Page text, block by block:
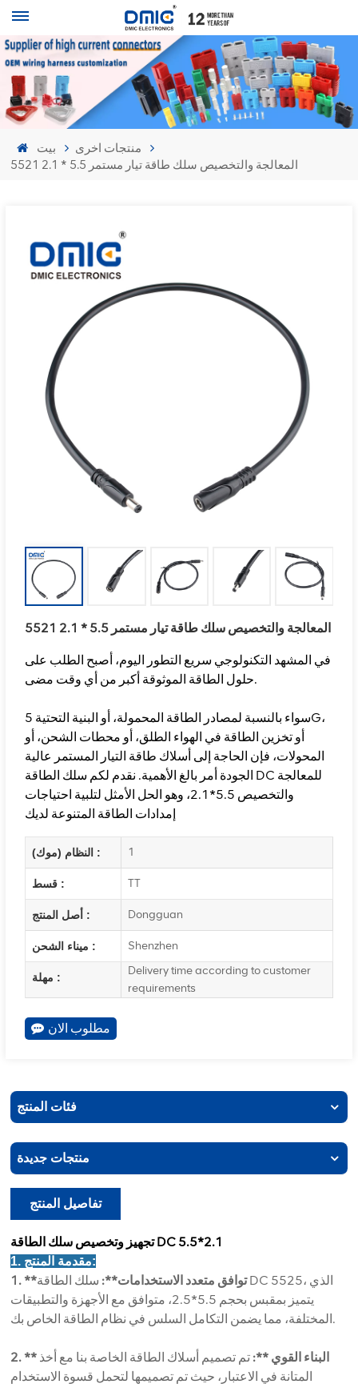
بيت
منتجات اخرى
5521 المعالجة والتخصيص سلك طاقة تيار مستمر 5.5 * 2.1
5521 المعالجة والتخصيص سلك طاقة تيار مستمر 5.5 * 2.1
في المشهد التكنولوجي سريع التطور اليوم، أصبح الطلب على
حلول الطاقة الموثوقة أكبر من أي وقت مضى.
سواء بالنسبة لمصادر الطاقة المحمولة، أو البنية التحتية 5G،
أو تخزين الطاقة في الهواء الطلق، أو محطات الشحن، أو
المحولات، فإن الحاجة إلى أسلاك طاقة التيار المستمر عالية
الجودة أمر بالغ الأهمية. نقدم لكم سلك الطاقة DC للمعالجة
والتخصيص 5.5*2.1، وهو الحل الأمثل لتلبية احتياجات
إمدادات الطاقة المتنوعة لديك
النظام (موك) : 1
قسط : TT
أصل المنتج : Dongguan
ميناء الشحن : Shenzhen
مهلة :
Delivery time according to customer
requirements
مطلوب الان
فئات المنتج
منتجات جديدة
تفاصيل المنتج
تجهيز وتخصيص سلك الطاقة DC 5.5*2.1
1. مقدمة المنتج:
1. **توافق متعدد الاستخدامات**: سلك الطاقة DC 5525، الذي
يتميز بمقبس بحجم 5.5*2.5، متوافق مع الأجهزة والتطبيقات
المختلفة، مما يضمن التكامل السلس في نظام الطاقة الخاص بك.
2. ** البناء القوي **: تم تصميم أسلاك الطاقة الخاصة بنا مع أخذ
المتانة في الاعتبار، حيث تم تصميمها لتحمل قسوة الاستخدام